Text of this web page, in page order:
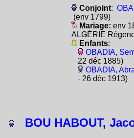
Conjoint:
(env 1799)
Mariage: env
ALGÉRIE
Enfants:
OBADIA,
22 déc 1885)
OBADIA,
- 26 déc 1913)
BOU HABOUT,